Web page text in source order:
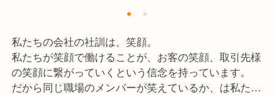
私たちの会社の社訓は、笑顔。
私たちが笑顔で働けることが、お客の笑顔、取引先様
の笑顔に繋がっていくという信念を持っています。
だから同じ職場のメンバーが笑えているか、は私たち